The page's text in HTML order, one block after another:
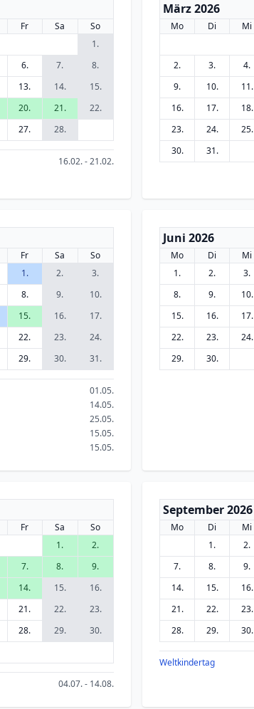
Fr Sa
So
1.
6. 7.
8.
13. 14.
15.
20. 21.
22.
27. 28.
16.02. - 21.02.
März 2026
Mo Di Mi
2.
3. 4.
9.
10. 11.
16.
17. 18.
23.
24. 25.
30.
31.
Fr Sa
So
1.
2.
3.
8. 9.
10.
15. 16.
17.
22. 23.
24.
29. 30. 31.
01.05.
14.05.
25.05.
15.05.
15.05.
Juni 2026
Mo Di Mi
1.
2. 3.
8.
9. 10.
15.
16. 17.
22.
23. 24.
29.
30.
Fr Sa
So
1.
2.
7. 8.
9.
14. 15.
16.
21. 22.
23.
28. 29.
30.
04.07. - 14.08.
September 2026
Mo Di Mi
1.
2.
7.
8. 9.
14.
15. 16.
21.
22. 23.
28.
29. 30.
Weltkindertag